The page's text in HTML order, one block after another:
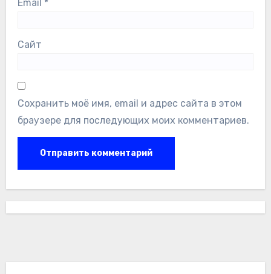
Email *
Сайт
Сохранить моё имя, email и адрес сайта в этом
браузере для последующих моих комментариев.